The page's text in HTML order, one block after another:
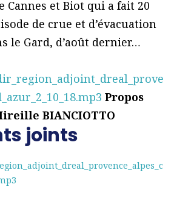
Cannes et Biot qui a fait 20
de crue et d’évacuation
le Gard, d’août dernier…
Propos
BIANCIOTTO
joints